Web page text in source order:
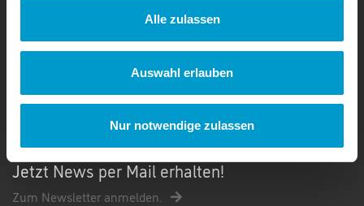
Alle zulassen
Auswahl erlauben
Nur notwendige zulassen
kontakt@caparol-club.de
NEWSLETTER
Jetzt News per Mail erhalten!
Zum Newsletter anmelden.